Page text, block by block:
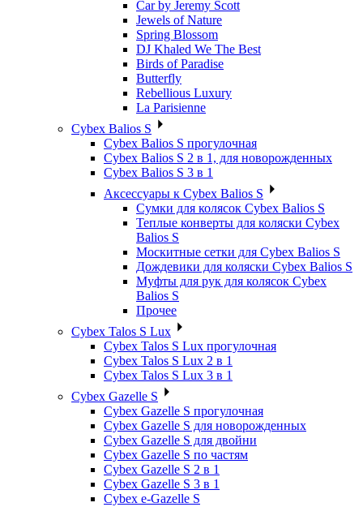
Car by Jeremy Scott
Jewels of Nature
Spring Blossom
DJ Khaled We The Best
Birds of Paradise
Butterfly
Rebellious Luxury
La Parisienne
Cybex Balios S
Cybex Balios S прогулочная
Cybex Balios S 2 в 1, для новорожденных
Cybex Balios S 3 в 1
Аксессуары к Cybex Balios S
Сумки для колясок Cybex Balios S
Теплые конверты для коляски Cybex
Balios S
Москитные сетки для Cybex Balios S
Дождевики для коляски Cybex Balios S
Муфты для рук для колясок Cybex
Balios S
Прочее
Cybex Talos S Lux
Cybex Talos S Lux прогулочная
Cybex Talos S Lux 2 в 1
Cybex Talos S Lux 3 в 1
Cybex Gazelle S
Cybex Gazelle S прогулочная
Cybex Gazelle S для новорожденных
Cybex Gazelle S для двойни
Cybex Gazelle S по частям
Cybex Gazelle S 2 в 1
Cybex Gazelle S 3 в 1
Cybex e-Gazelle S